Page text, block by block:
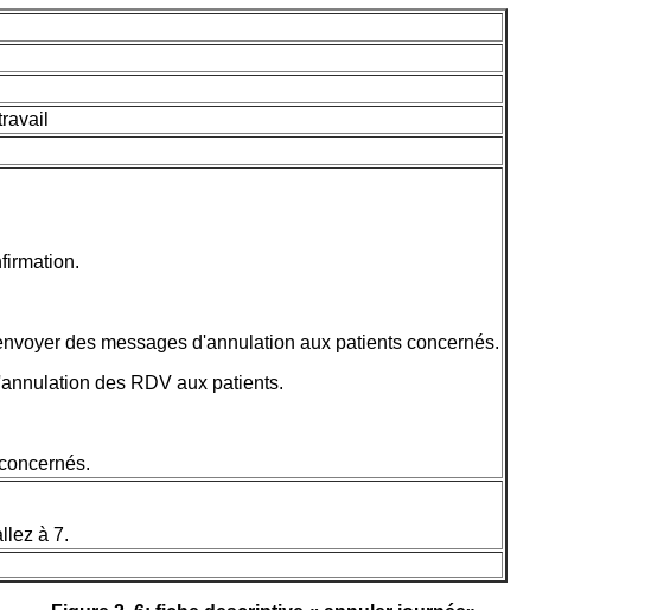
des messages d'annulation aux patients concernés.
des RDV aux patients.
à 7.